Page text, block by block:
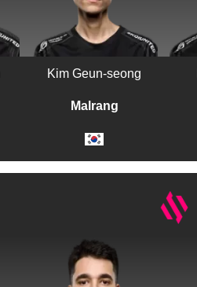
Kim Geun-seong
Malrang